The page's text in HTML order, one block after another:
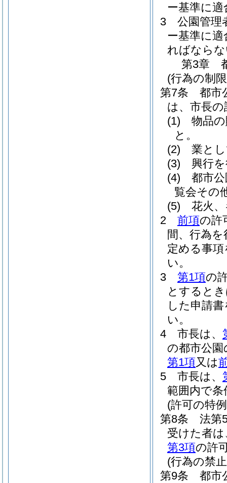
ー基準に
3
公園管理
ー基準に
ればなら
第3章
(行為の制
第7条
都市
は、市長
(1)
物品
と。
(2)
業と
(3)
興行
(4)
都市
覧会その
(5)
花火
2
前項の許
間、行為
定める事
い。
3
第1項の
とすると
した申請
い。
4
市長は、
の都市公
第1項又は
5
市長は、
範囲内で
(許可の特
第8条
法第
受けた者
第3項の許
(行為の禁
第9条
都市